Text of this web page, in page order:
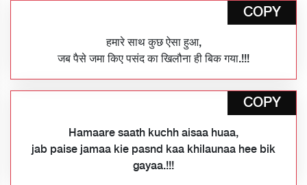
COPY
हमारे साथ कुछ ऐसा हुआ,
जब पैसे जमा किए पसंद का खिलौना ही बिक गया.!!!
COPY
Hamaare saath kuchh aisaa huaa,
jab paise jamaa kie pasnd kaa khilaunaa hee bik
gayaa.!!!